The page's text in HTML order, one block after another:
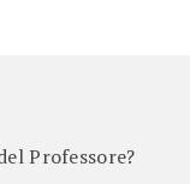
Professore?